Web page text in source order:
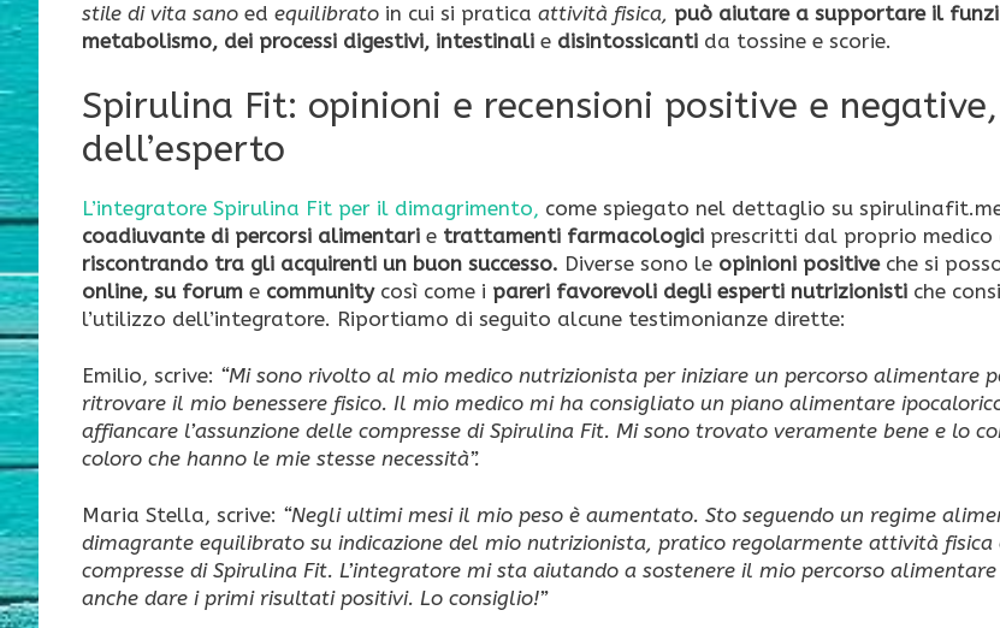
stile di vita sano ed equilibrato in cui si pratica attività fisica, può aiutare a supportare il
metabolismo, dei processi digestivi, intestinali e disintossicanti da tossine e scorie.
Spirulina Fit: opinioni e recensioni positive e
dell’esperto
L’integratore Spirulina Fit per il dimagrimento, come spiegato nel dettaglio su
coadiuvante di percorsi alimentari e trattamenti farmacologici prescritti dal proprio medico
riscontrando tra gli acquirenti un buon successo. Diverse sono le opinioni positiveche si
online, su forum e communitycosì come i pareri favorevoli degli esperti nutrizionisti che
l’utilizzo dell’integratore. Riportiamo di seguito alcune testimonianze dirette:
Emilio, scrive: “Mi sono rivolto al mio medico nutrizionista per iniziare un percorso alimentare
ritrovare il mio benessere fisico. Il mio medico mi ha consigliato un piano alimentare
affiancare l’assunzione delle compresse di Spirulina Fit. Mi sono trovato veramente bene e lo
coloro che hanno le mie stesse necessità”.
Maria Stella, scrive: “Negli ultimi mesi il mio peso è aumentato. Sto seguendo un regime
dimagrante equilibrato su indicazione del mio nutrizionista, pratico regolarmente attività fisica
compresse di Spirulina Fit. L’integratore mi sta aiutando a sostenere il mio percorso
anche dare i primi risultati positivi. Lo consiglio!”